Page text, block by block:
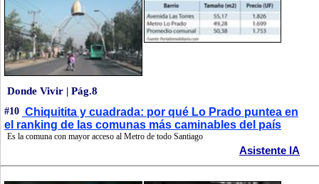
Donde Vivir | Pág.8
#10 Chiquitita y cuadrada: por qué Lo Prado puntea en
el ranking de las comunas más caminables del país
Es la comuna con mayor acceso al Metro de todo Santiago
Asistente IA